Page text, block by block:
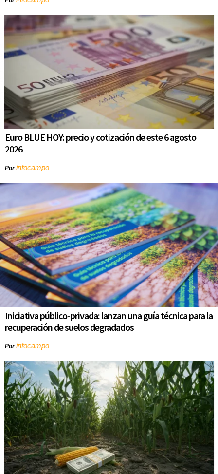
Euro BLUE HOY: precio y cotización de este 6 agosto
2026
Porinfocampo
Iniciativa público-privada: lanzan una guía técnica para la
recuperación de suelos degradados
Porinfocampo